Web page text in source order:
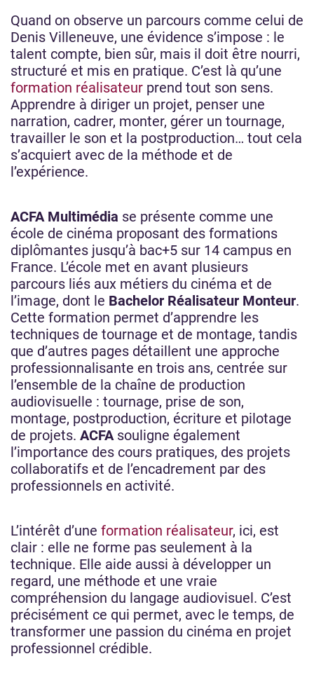
Quand on observe un parcours comme celui de
Denis Villeneuve, une évidence s’impose : le
talent compte, bien sûr, mais il doit être nourri,
structuré et mis en pratique. C’est là qu’une
formation réalisateur prend tout son sens.
Apprendre à diriger un projet, penser une
narration, cadrer, monter, gérer un tournage,
travailler le son et la postproduction… tout cela
s’acquiert avec de la méthode et de
l’expérience.
ACFA Multimédia se présente comme une
école de cinéma proposant des formations
diplômantes jusqu’à bac+5 sur 14 campus en
France. L’école met en avant plusieurs
parcours liés aux métiers du cinéma et de
l’image, dont le Bachelor Réalisateur Monteur.
Cette formation permet d’apprendre les
techniques de tournage et de montage, tandis
que d’autres pages détaillent une approche
professionnalisante en trois ans, centrée sur
l’ensemble de la chaîne de production
audiovisuelle : tournage, prise de son,
montage, postproduction, écriture et pilotage
de projets. ACFA souligne également
l’importance des cours pratiques, des projets
collaboratifs et de l’encadrement par des
professionnels en activité.
L’intérêt d’une formation réalisateur, ici, est
clair : elle ne forme pas seulement à la
technique. Elle aide aussi à développer un
regard, une méthode et une vraie
compréhension du langage audiovisuel. C’est
précisément ce qui permet, avec le temps, de
transformer une passion du cinéma en projet
professionnel crédible.